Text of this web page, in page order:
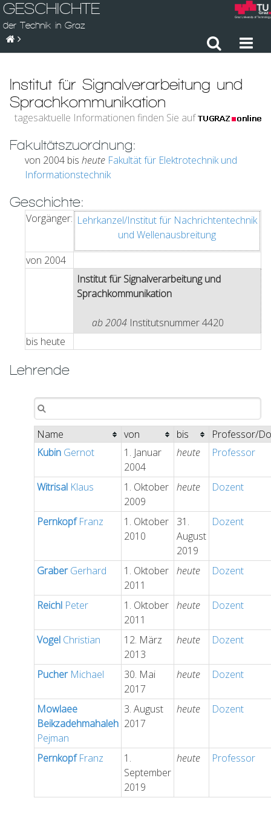
GESCHICHTE
der Technik in Graz
Institut für Signalverarbeitung und
Sprachkommunikation
tagesaktuelle Informationen finden Sie auf
Fakultätszuordnung:
von 2004 bis heute Fakultät für Elektrotechnik und
Informationstechnik
Geschichte:
Vorgänger: Lehrkanzel/Institut für Nachrichtentechnik
und Wellenausbreitung
von 2004
Institut für Signalverarbeitung und
Sprachkommunikation
ab 2004 Institutsnummer 4420
bis heute
Lehrende
Name von bis
Professor/
Kubin Gernot
1. Januar
2004
heute Professor
Witrisal Klaus
1. Oktober
2009
heute Dozent
PernkopfFranz
1. Oktober
2010
31.
August
2019
Dozent
GraberGerhard
1. Oktober
2011
heute Dozent
Reichl Peter
1. Oktober
2011
heute Dozent
Vogel Christian
12. März
2013
heute Dozent
PucherMichael
30. Mai
2017
heute Dozent
Mowlaee
Beikzadehmahaleh
Pejman
3. August
2017
heute Dozent
PernkopfFranz
1.
September
2019
heute Professor